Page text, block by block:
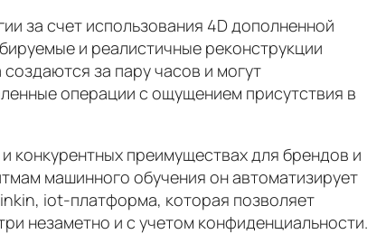
за счет использования 4D дополненной
и реалистичные реконструкции
за пару часов и могут
операции с ощущением присутствия в
преимуществах для брендов и
машинного обучения он автоматизирует
iot-платформа, которая позволяет
незаметно и с учетом конфиденциальности.